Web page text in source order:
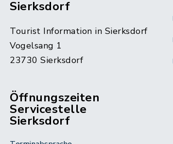
Sierksdorf
Tourist Information in Sierksdorf
Vogelsang 1
23730 Sierksdorf
Öffnungszeiten
Servicestelle
Sierksdorf